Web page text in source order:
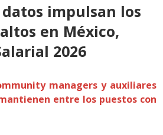
impulsan los
en México,
2026
managers y auxiliares
entre los puestos con